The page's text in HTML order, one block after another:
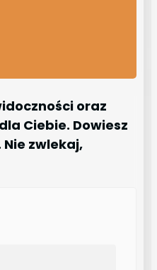
oraz
Ciebie. Dowiesz
zwlekaj,